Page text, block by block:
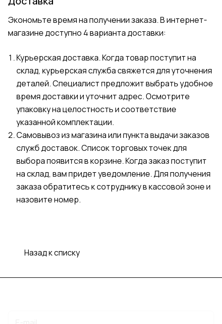
Экономьте время на получении заказа. В интернет-
магазине доступно 4 варианта доставки:
Курьерская доставка. Когда товар поступит на
склад, курьерская служба свяжется для уточнения
деталей. Специалист предложит выбрать удобное
время доставки и уточнит адрес. Осмотрите
упаковку на целостность и соответствие
указанной комплектации.
Самовывоз из магазина или пункта выдачи заказов
служб доставок. Список торговых точек для
выбора появится в корзине. Когда заказ поступит
на склад, вам придет уведомление. Для получения
заказа обратитесь к сотруднику в кассовой зоне и
назовите номер.
Назад к списку